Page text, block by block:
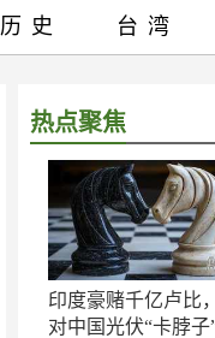
热点聚焦
印度豪赌千亿卢比
对中国光伏“卡脖子”
历史 台湾